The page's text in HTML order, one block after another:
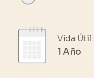
Vida Útil
1 Año